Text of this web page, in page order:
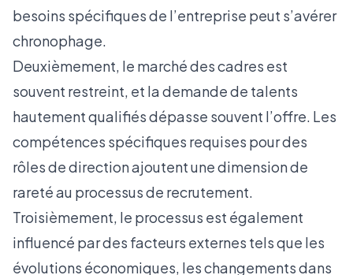
besoins spécifiques de l’entreprise peut s’avérer
chronophage.
Deuxièmement, le marché des cadres est
souvent restreint, et la demande de talents
hautement qualifiés dépasse souvent l’offre. Les
compétences spécifiques requises pour des
rôles de direction ajoutent une dimension de
rareté au processus de recrutement.
Troisièmement, le processus est également
influencé par des facteurs externes tels que les
évolutions économiques, les changements dans